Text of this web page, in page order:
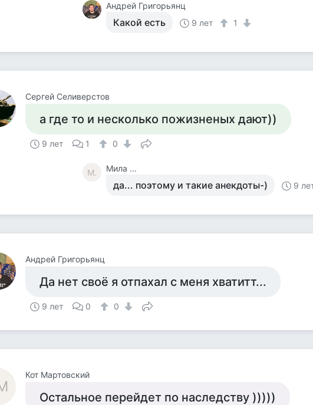
Андрей Григорьянц
Какой есть 9 лет 1
Сергей Селиверстов
а где то и несколько пожизненых дают))
9 лет 1 0
М. Мила ...
да... поэтому и такие анекдоты-) 9
Андрей Григорьянц
Да нет своё я отпахал с меня хватитт...
9 лет 0 0
Кот Мартовский
Остальное перейдет по наследству )))))